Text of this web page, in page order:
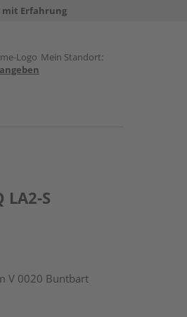
Erfahrung
Mein Standort:
S
V 0020 Buntbart